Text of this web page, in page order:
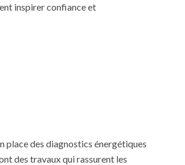
inspirer confiance et
place des diagnostics énergétiques
des travaux qui rassurent les